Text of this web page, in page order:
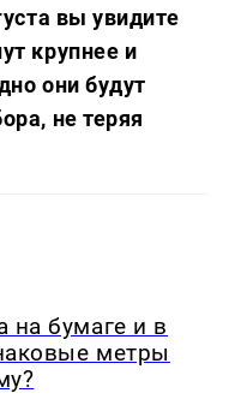
вы увидите
крупнее и
они будут
не теряя
на бумаге и в
метры